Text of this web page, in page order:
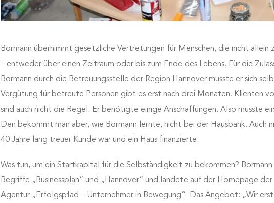
Bormann übernimmt gesetzliche Vertretungen für Menschen, die nicht allein
– entweder über einen Zeitraum oder bis zum Ende des Lebens. Für die
Bormann durch die Betreuungsstelle der Region Hannover musste er sich
Vergütung für betreute Personen gibt es erst nach drei Monaten. Klienten
sind auch nicht die Regel. Er benötigte einige Anschaffungen. Also musste
Den bekommt man aber, wie Bormann lernte, nicht bei der Hausbank. Auch
40 Jahre lang treuer Kunde war und ein Haus finanzierte.
Was tun, um ein Startkapital für die Selbständigkeit zu bekommen?
Begriffe „Businessplan“ und „Hannover“ und landete auf der Homepage der
Agentur „Erfolgspfad – Unternehmer in Bewegung“. Das Angebot: „Wir